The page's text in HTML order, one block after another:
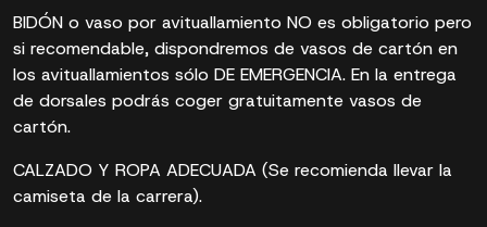
BIDÓN o vaso por avituallamiento NO es obligatorio pero
si recomendable, dispondremos de vasos de cartón en
los avituallamientos sólo DE EMERGENCIA. En la entrega
de dorsales podrás coger gratuitamente vasos de
cartón.
CALZADO Y ROPA ADECUADA (Se recomienda llevar la
camiseta de la carrera).